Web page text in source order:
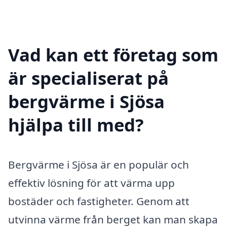
Vad kan ett företag som
är specialiserat på
bergvärme i Sjösa
hjälpa till med?
Bergvärme i Sjösa är en populär och
effektiv lösning för att värma upp
bostäder och fastigheter. Genom att
utvinna värme från berget kan man skapa